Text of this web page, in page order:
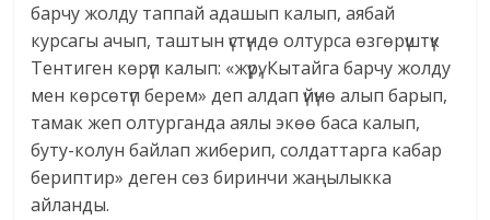
барчу жолду таппай адашып калып, аябай
курсагы ачып, таштын үстүндө олтурса өзгөрүштүк
Тентиген көрүп калып: «жүрү, Кытайга барчу жолду
мен көрсөтүп берем» деп алдап үйүнө алып барып,
тамак жеп олтурганда аялы экөө баса калып,
буту-колун байлап жиберип, солдаттарга кабар
бериптир» деген сөз биринчи жаңылыкка
айланды.